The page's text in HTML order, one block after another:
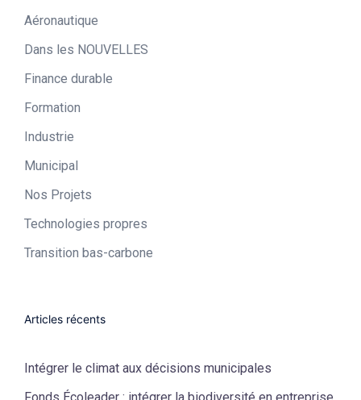
Aéronautique​
Dans les NOUVELLES
Finance durable
Formation
Industrie​
Municipal​
Nos Projets
Technologies propres​
Transition bas-carbone
Articles récents
Intégrer le climat aux décisions municipales